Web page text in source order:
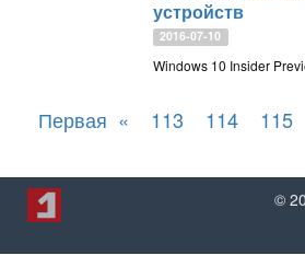
устройств
2016-07-10
Первая « 113 114 115
©